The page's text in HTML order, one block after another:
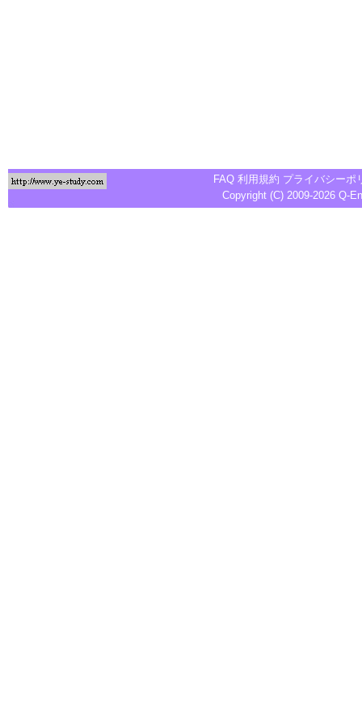
FAQ 利用規約 プライバシーポ
Copyright (C) 2009-2026 Q-